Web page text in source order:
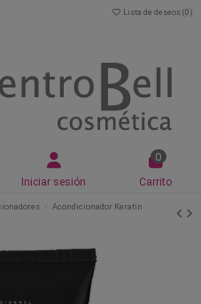
Lista de deseos (0 )
Iniciar sesión
0
Carrito
Acondicionador Keratin